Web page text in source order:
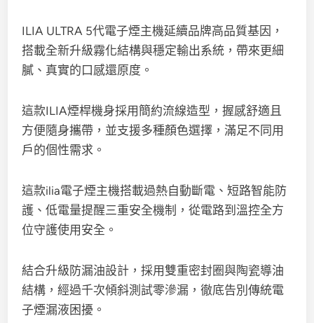
ILIA ULTRA 5代電子煙主機延續品牌高品質基因，
搭載全新升級霧化結構與穩定輸出系統，帶來更細
膩、真實的口感還原度。
這款ILIA煙桿機身採用簡約流線造型，握感舒適且
方便隨身攜帶，並支援多種顏色選擇，滿足不同用
戶的個性需求。
這款ilia電子煙主機搭載過熱自動斷電、短路智能防
護、低電量提醒三重安全機制，從電路到溫控全方
位守護使用安全。
結合升級防漏油設計，採用雙重密封圈與陶瓷導油
結構，經過千次傾斜測試零滲漏，徹底告別傳統電
子煙漏液困擾。​